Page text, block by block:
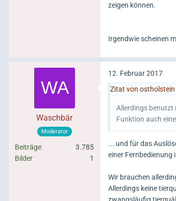
zeigen können.
Irgendwie scheinen
Waschbär
Moderator
Beiträge
3.785
Bilder
1
12. Februar 2017
Zitat von ostholstein
Allerdings benutzt
Funktion auch
... und für das
einer Fernbedienung
Wir brauchen
Allerdings keine